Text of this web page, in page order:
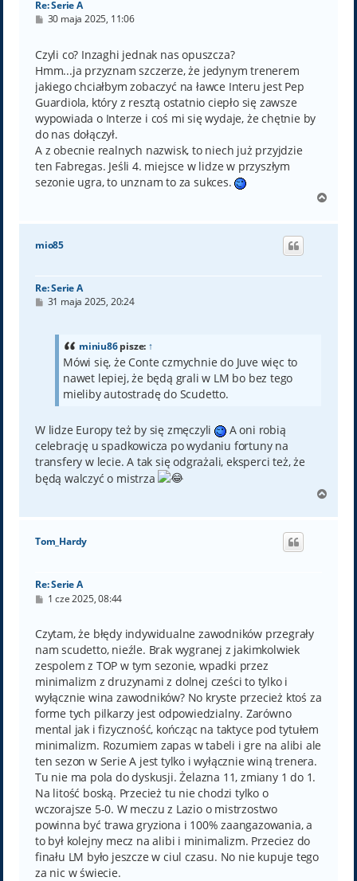
Re: Serie A
P
t
30 maja 2025, 11:06
Czyli co? Inzaghi jednak nas opuszcza?
Hmm...ja przyznam szczerze, że jedynym trenerem
jakiego chciałbym zobaczyć na ławce Interu jest Pep
Guardiola, który z resztą ostatnio ciepło się zawsze
wypowiada o Interze i coś mi się wydaje, że chętnie by
do nas dołączył.
A z obecnie realnych nazwisk, to niech już przyjdzie
ten Fabregas. Jeśli 4. miejsce w lidze w przyszłym
sezonie ugra, to unznam to za sukces.
g
mio85
Re: Serie A
P31 maja 2025, 20:24
miniu86pisze: ↑
Mówi się, że Conte czmychnie do Juve więc to
nawet lepiej, że będą grali w LM bo bez tego
mieliby autostradę do Scudetto.
W lidze Europy też by się zmęczyli
A oni robią
celebrację u spadkowicza po wydaniu fortuny na
transfery w lecie. A tak się odgrażali, eksperci też, że
będą walczyć o mistrza
g
Tom_Hardy
Re: Serie A
P
t
1 cze 2025, 08:44
Czytam, że błędy indywidualne zawodników przegrały
nam scudetto, nieźle. Brak wygranej z jakimkolwiek
zespolem z TOP w tym sezonie, wpadki przez
minimalizm z druzynami z dolnej cześci to tylko i
wyłącznie wina zawodników? No kryste przecież ktoś za
forme tych pilkarzy jest odpowiedzialny. Zarówno
mental jak i fizyczność, kończąc na taktyce pod tytułem
minimalizm. Rozumiem zapas w tabeli i gre na alibi ale
ten sezon w Serie A jest tylko i wyłącznie winą trenera.
Tu nie ma pola do dyskusji. Żelazna 11, zmiany 1 do 1.
Na litość boską. Przecież tu nie chodzi tylko o
wczorajsze 5-0. W meczu z Lazio o mistrzostwo
powinna być trawa gryziona i 100% zaangazowania, a
to był kolejny mecz na alibi i minimalizm. Przeciez do
finału LM było jeszcze w ciul czasu. No nie kupuje tego
za nic w świecie.